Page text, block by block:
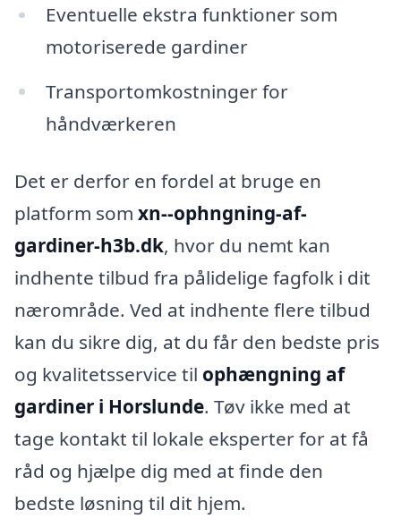
Eventuelle ekstra funktioner som
motoriserede gardiner
Transportomkostninger for
håndværkeren
Det er derfor en fordel at bruge en
platform som xn--ophngning-af-
gardiner-h3b.dk, hvor du nemt kan
indhente tilbud fra pålidelige fagfolk i dit
nærområde. Ved at indhente flere tilbud
kan du sikre dig, at du får den bedste pris
og kvalitetsservice til ophængning af
gardiner i Horslunde. Tøv ikke med at
tage kontakt til lokale eksperter for at få
råd og hjælpe dig med at finde den
bedste løsning til dit hjem.